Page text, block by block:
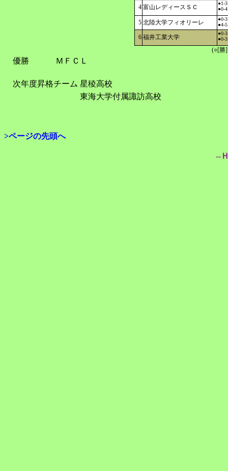
4 富山レディースＳＣ
●1-3
●0-4
5 北陸大学フィオリーレ
●0-3
●4-5
6 福井工業大学
●0-3
●0-3
(○[勝
優勝 ＭＦＣＬ
次年度昇格チーム 星稜高校
東海大学付属諏訪高校
>ページの先頭へ
--